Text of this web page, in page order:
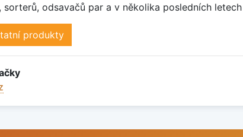
sorterů, odsavačů par a v několika posledních
produkty